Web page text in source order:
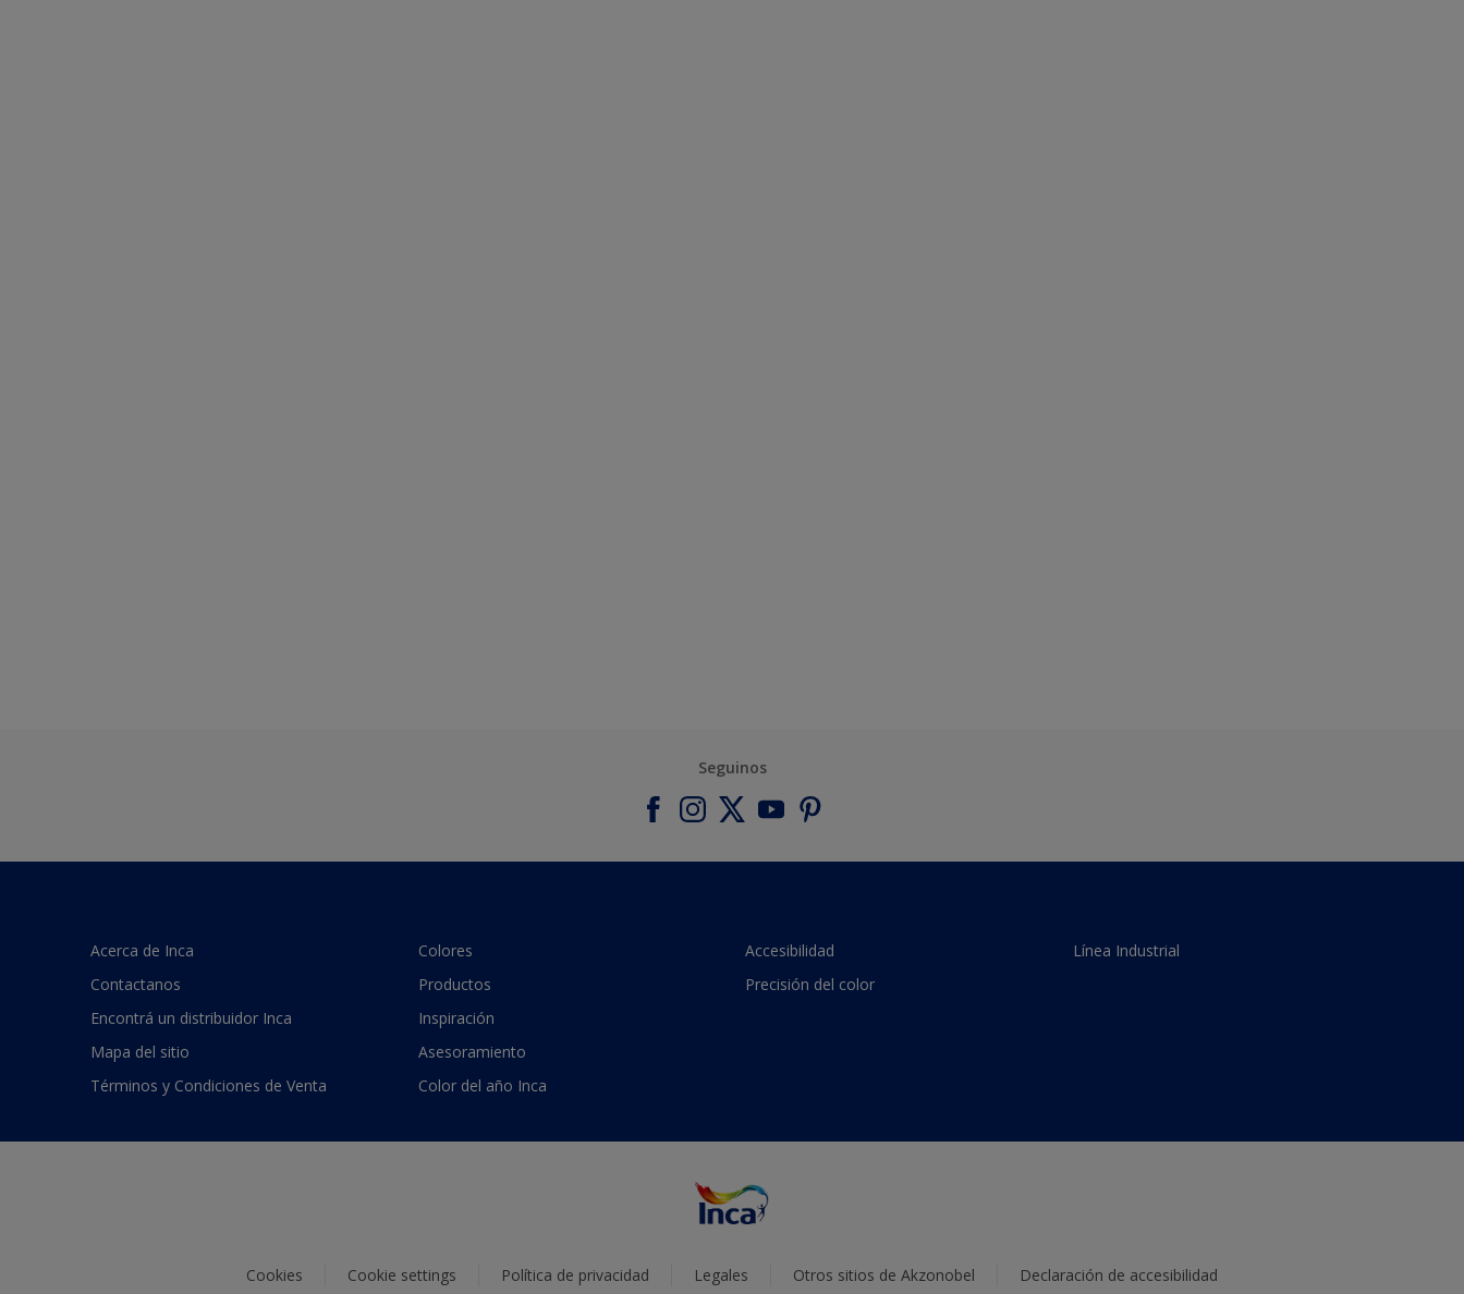
Seguinos
Acerca de Inca
Contactanos
Encontrá un distribuidor Inca
Mapa del sitio
Términos y Condiciones de Venta
Colores
Productos
Inspiración
Asesoramiento
Color del año Inca
Accesibilidad
Precisión del color
Línea Industrial
Cookies Cookie settings Política de privacidad Legales Otros sitios de Akzonobel Declaración de accesibilidad